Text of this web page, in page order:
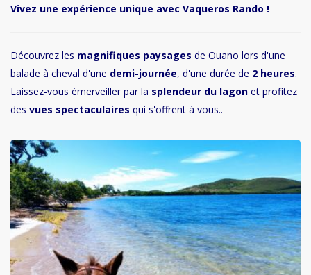
Vivez une expérience unique avec Vaqueros Rando !
Découvrez les magnifiques paysages de Ouano lors d'une
balade à cheval d'une demi-journée, d'une durée de 2 heures.
Laissez-vous émerveiller par la splendeur du lagon et profitez
des vues spectaculaires qui s'offrent à vous..